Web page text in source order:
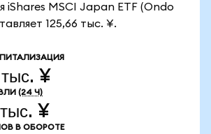
iShares MSCI Japan ETF (Ondo
125,66 тыс. ¥.
¥
(24 Ч)
¥
В ОБОРОТЕ